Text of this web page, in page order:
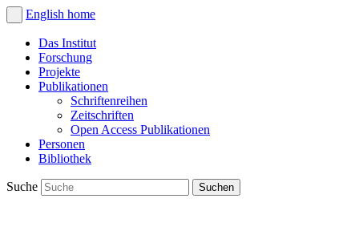
English home
Das Institut
Forschung
Projekte
Publikationen
Schriftenreihen
Zeitschriften
Open Access Publikationen
Personen
Bibliothek
Suche